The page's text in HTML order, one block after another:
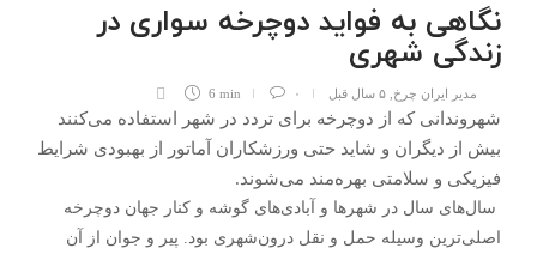
نگاهی به فواید دوچرخه سواری در
زندگی شهری
مدیر ایران چرخ ۵ سال قبل ۰ 6 min
شهروندانی که از دوچرخه برای تردد در شهر استفاده می‌کنند
بیش از دیگران و شاید حتی ورزشکاران آماتور از بهبودی شرایط
فیزیکی و سلامتی بهره‌مند می‌شوند.
سال‌های سال در شهر‌ها و آبادی‌های گوشه و کنار جهان دوچرخه
اصلی‌ترین وسیله حمل و نقل درون‌شهری بود. پیر و جوان از آن